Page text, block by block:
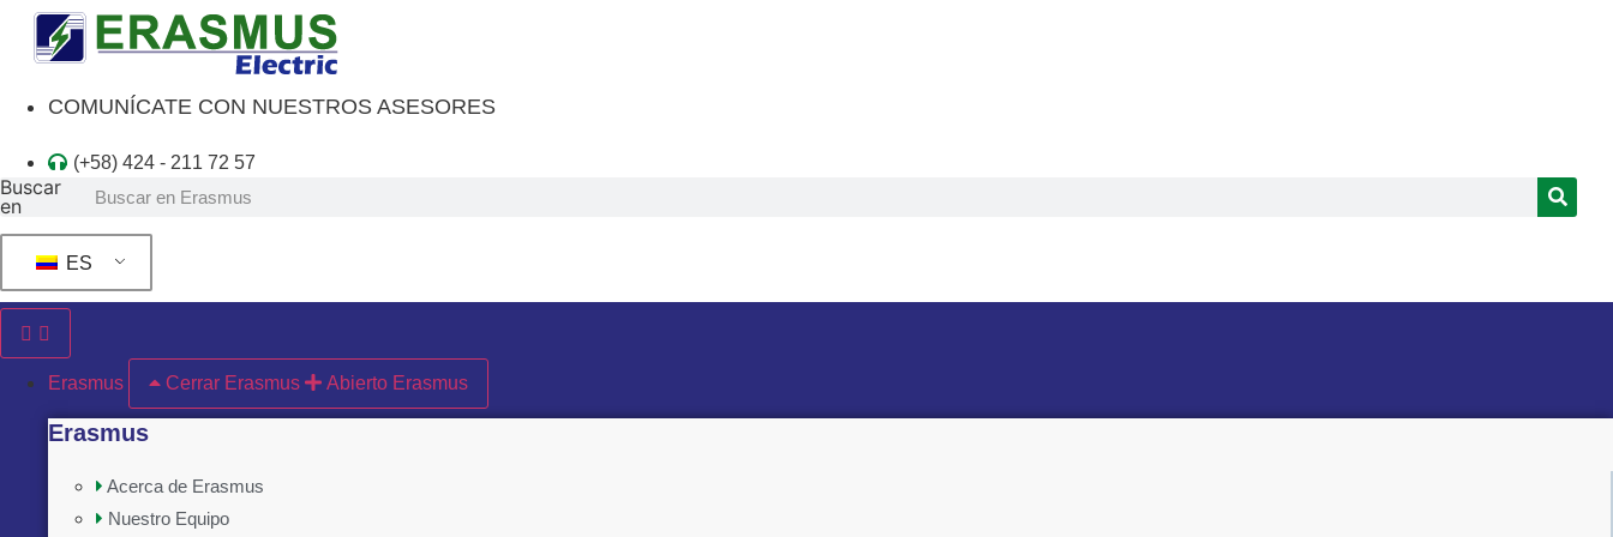
contenido
COMUNÍCATE CON NUESTROS ASESORES
(+58) 424 - 211 72 57
Buscar
en
ES
Erasmus Cerrar Erasmus Abierto Erasmus
Erasmus
Acerca de Erasmus
Nuestro Equipo